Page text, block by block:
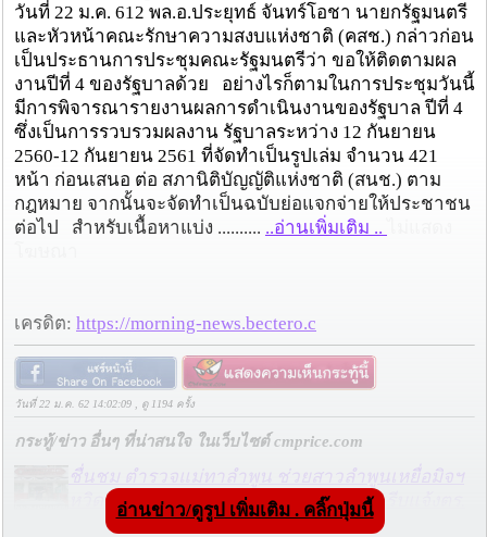
วันที่ 22 ม.ค. 612 พล.อ.ประยุทธ์ จันทร์โอชา นายกรัฐมนตรี
และหัวหน้าคณะรักษาความสงบแห่งชาติ (คสช.) กล่าวก่อน
เป็นประธานการประชุมคณะรัฐมนตรีว่า ขอให้ติดตามผล
งานปีที่ 4 ของรัฐบาลด้วย อย่างไรก็ตามในการประชุมวันนี้
มีการพิจารณารายงานผลการดำเนินงานของรัฐบาล ปีที่ 4
ซึ่งเป็นการรวบรวมผลงาน รัฐบาลระหว่าง 12 กันยายน
2560-12 กันยายน 2561 ที่จัดทำเป็นรูปเล่ม จำนวน 421
หน้า ก่อนเสนอ ต่อ สภานิติบัญญัติแห่งชาติ (สนช.) ตาม
กฎหมาย จากนั้นจะจัดทำเป็นฉบับย่อแจกจ่ายให้ประชาชน
ต่อไป สำหรับเนื้อหาแบ่ง .......... ..อ่านเพิ่มเติม ..
เครดิต: https://morning-news.bectero.c
วันที่ 22 ม.ค. 62 14:02:09 , ดู 1194 ครั้ง
กระทู้/ข่าว อื่นๆ ที่น่าสนใจ ในเว็บไซต์ cmprice.com
ชื่นชม ตำรวจแม่ทาลำพูน ช่วยสาวลำพูนเหยื่อมิจฯ
หวิดสูญเงินเกือบสองแสน โชคดีรู้ตัวเร็ว! รีบแจ้งตร.
ประสาน สตช.สายด่วน 1441 อายัดบัญชี-ตามเงินได้
อ่านข่าว/ดูรูป เพิ่มเติม . คลิ๊กปุ่มนี้